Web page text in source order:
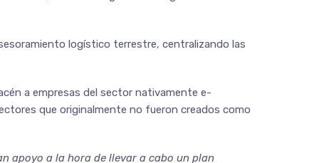
logístico terrestre, centralizando las
a empresas del sector nativamente e-
que originalmente no fueron creados como
apoyo a la hora de llevar a cabo un plan